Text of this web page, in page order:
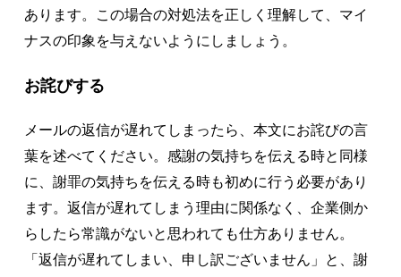
あります。この場合の対処法を正しく理解して、マイ
ナスの印象を与えないようにしましょう。
お詫びする
メールの返信が遅れてしまったら、本文にお詫びの言
葉を述べてください。感謝の気持ちを伝える時と同様
に、謝罪の気持ちを伝える時も初めに行う必要があり
ます。返信が遅れてしまう理由に関係なく、企業側か
らしたら常識がないと思われても仕方ありません。
「返信が遅れてしまい、申し訳ございません」と、謝